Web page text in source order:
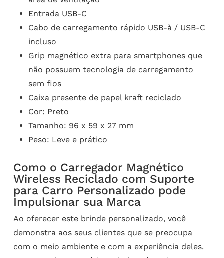
Entrada USB-C
Cabo de carregamento rápido USB-à / USB-C
incluso
Grip magnético extra para smartphones que
não possuem tecnologia de carregamento
sem fios
Caixa presente de papel kraft reciclado
Cor: Preto
Tamanho: 96 x 59 x 27 mm
Peso: Leve e prático
Como o Carregador Magnético
Wireless Reciclado com Suporte
para Carro Personalizado pode
Impulsionar sua Marca
Ao oferecer este brinde personalizado, você
demonstra aos seus clientes que se preocupa
com o meio ambiente e com a experiência deles.